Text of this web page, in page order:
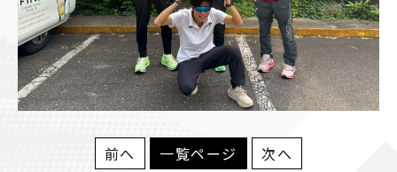
前へ 一覧ページ 次へ